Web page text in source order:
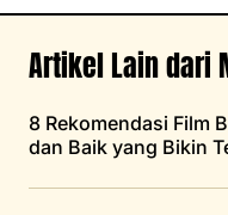
Artikel Lain dari
8 Rekomendasi Film
dan Baik yang Bikin